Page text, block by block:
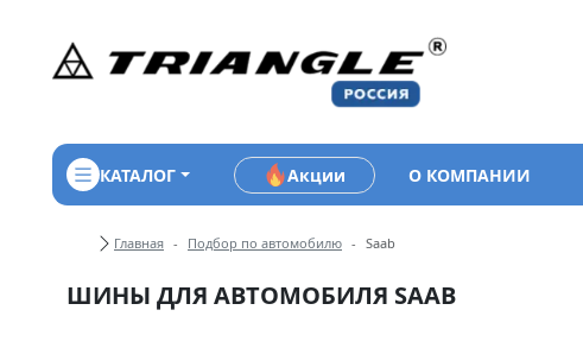
КАТАЛОГ Акции О КОМПАНИИ
Хлебные крошки
Главная Подбор по автомобилю Saab
ШИНЫ ДЛЯ АВТОМОБИЛЯ SAAB